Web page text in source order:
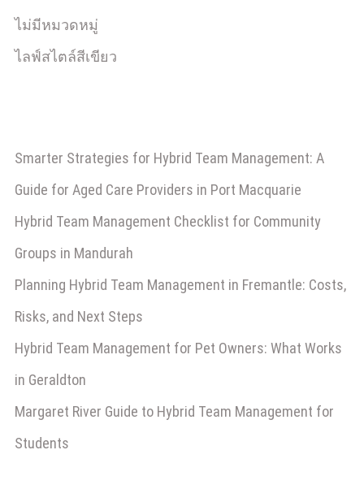
ไม่มีหมวดหมู่
ไลฟ์สไตล์สีเขียว
Smarter Strategies for Hybrid Team Management: A
Guide for Aged Care Providers in Port Macquarie
Hybrid Team Management Checklist for Community
Groups in Mandurah
Planning Hybrid Team Management in Fremantle: Costs,
Risks, and Next Steps
Hybrid Team Management for Pet Owners: What Works
in Geraldton
Margaret River Guide to Hybrid Team Management for
Students